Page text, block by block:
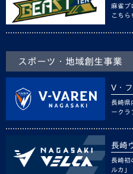
麻雀プ
こちら
スポーツ・地域創生事業
V・
長崎県
ークラ
長崎
長崎初
ルカ」